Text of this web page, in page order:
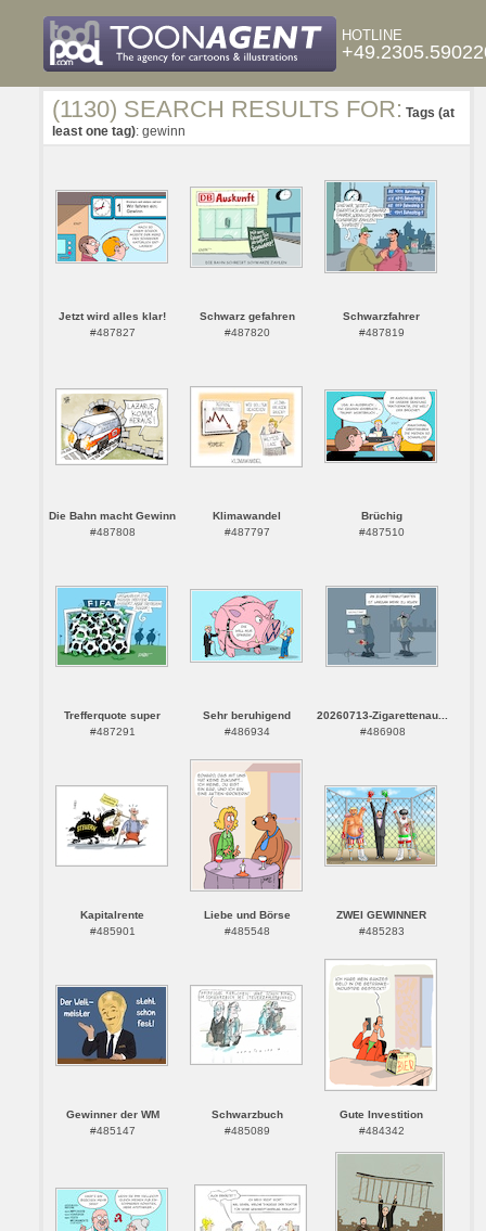
HOTLINE
(1130) SEARCH RESULTS FOR: Tags (at
least one tag): gewinn
Jetzt wird alles klar!
#487827
Schwarz gefahren
#487820
Schwarzfahrer
#487819
Die Bahn macht Gewinn
#487808
Klimawandel
#487797
Brüchig
#487510
Trefferquote super
#487291
Sehr beruhigend
#486934
20260713-Zigarettenau...
#486908
Kapitalrente
#485901
Liebe und Börse
#485548
ZWEI GEWINNER
#485283
Gewinner der WM
#485147
Schwarzbuch
#485089
Gute Investition
#484342